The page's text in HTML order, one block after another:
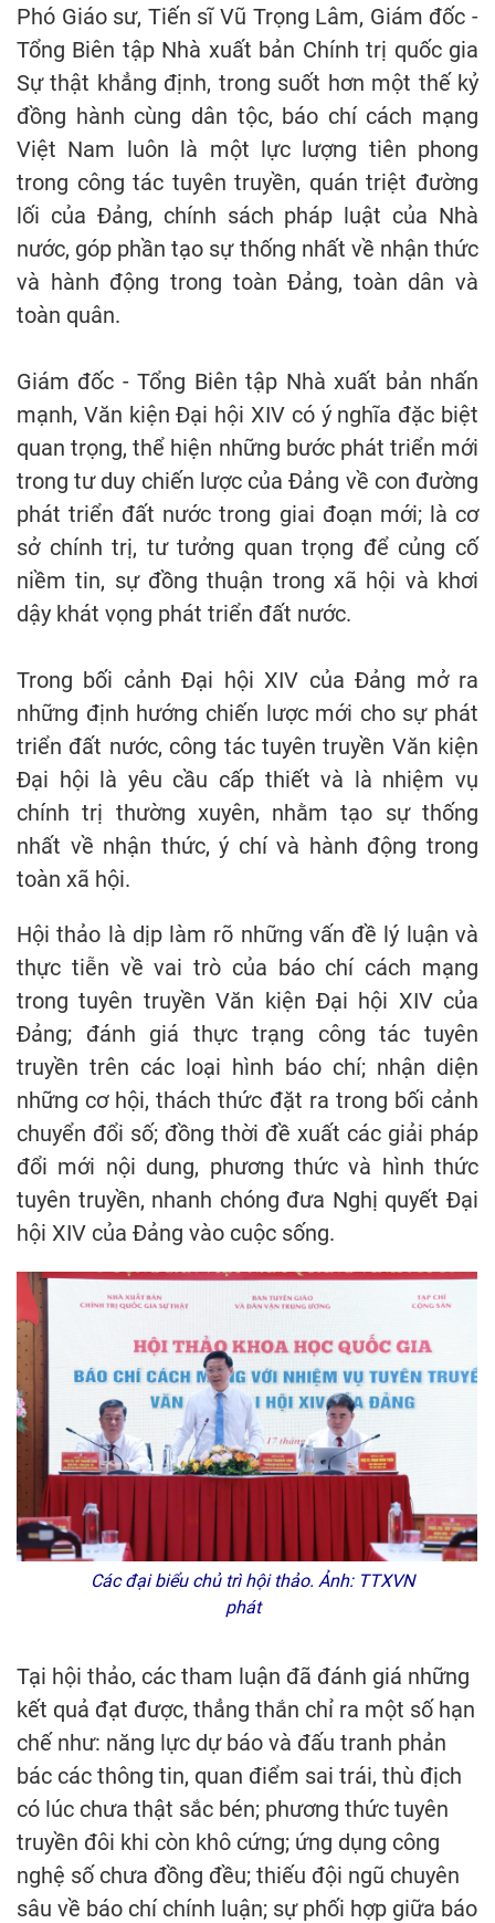
Phó Giáo sư, Tiến sĩ Vũ Trọng Lâm, Giám đốc -
Tổng Biên tập Nhà xuất bản Chính trị quốc gia
Sự thật khẳng định, trong suốt hơn một thế kỷ
đồng hành cùng dân tộc, báo chí cách mạng
Việt Nam luôn là một lực lượng tiên phong
trong công tác tuyên truyền, quán triệt đường
lối của Đảng, chính sách pháp luật của Nhà
nước, góp phần tạo sự thống nhất về nhận thức
và hành động trong toàn Đảng, toàn dân và
toàn quân.
Giám đốc - Tổng Biên tập Nhà xuất bản nhấn
mạnh, Văn kiện Đại hội XIV có ý nghĩa đặc biệt
quan trọng, thể hiện những bước phát triển mới
trong tư duy chiến lược của Đảng về con đường
phát triển đất nước trong giai đoạn mới; là cơ
sở chính trị, tư tưởng quan trọng để củng cố
niềm tin, sự đồng thuận trong xã hội và khơi
dậy khát vọng phát triển đất nước.
Trong bối cảnh Đại hội XIV của Đảng mở ra
những định hướng chiến lược mới cho sự phát
triển đất nước, công tác tuyên truyền Văn kiện
Đại hội là yêu cầu cấp thiết và là nhiệm vụ
chính trị thường xuyên, nhằm tạo sự thống
nhất về nhận thức, ý chí và hành động trong
toàn xã hội.
Hội thảo là dịp làm rõ những vấn đề lý luận và
thực tiễn về vai trò của báo chí cách mạng
trong tuyên truyền Văn kiện Đại hội XIV của
Đảng; đánh giá thực trạng công tác tuyên
truyền trên các loại hình báo chí; nhận diện
những cơ hội, thách thức đặt ra trong bối cảnh
chuyển đổi số; đồng thời đề xuất các giải pháp
đổi mới nội dung, phương thức và hình thức
tuyên truyền, nhanh chóng đưa Nghị quyết Đại
hội XIV của Đảng vào cuộc sống.
Các đại biểu chủ trì hội thảo. Ảnh: TTXVN
phát
Tại hội thảo, các tham luận đã đánh giá những
kết quả đạt được, thẳng thắn chỉ ra một số hạn
chế như: năng lực dự báo và đấu tranh phản
bác các thông tin, quan điểm sai trái, thù địch
có lúc chưa thật sắc bén; phương thức tuyên
truyền đôi khi còn khô cứng; ứng dụng công
nghệ số chưa đồng đều; thiếu đội ngũ chuyên
sâu về báo chí chính luận; sự phối hợp giữa báo